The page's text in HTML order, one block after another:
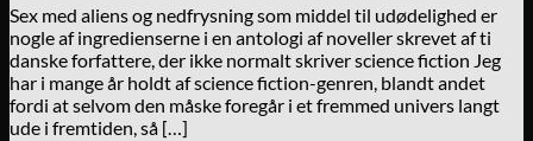
Sex med aliens og nedfrysning som middel til udødelighed er
nogle af ingredienserne i en antologi af noveller skrevet af ti
danske forfattere, der ikke normalt skriver science fiction Jeg
har i mange år holdt af science fiction-genren, blandt andet
fordi at selvom den måske foregår i et fremmed univers langt
ude i fremtiden, så […]